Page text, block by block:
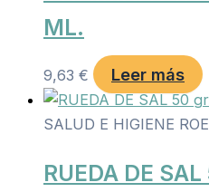
ML.
9,63 € Leer más
SALUD E HIGIENE
RUEDA DE SAL